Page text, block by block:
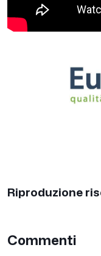
Riproduzione
Commenti